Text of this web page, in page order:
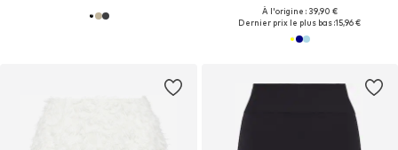
À l'origine : 39,90 €
Dernier prix le plus bas :15,96 €